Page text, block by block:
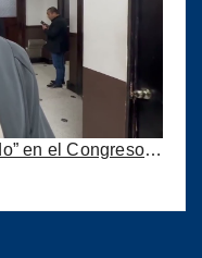
La Interpelación “se a prostituido” en el Congreso expresa diputada Marroquín